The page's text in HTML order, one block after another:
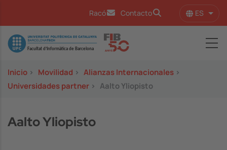
Racó Contacto ES
Image
Inicio > Movilidad > Alianzas Internacionales >
Universidades partner > Aalto Yliopisto
Aalto Yliopisto